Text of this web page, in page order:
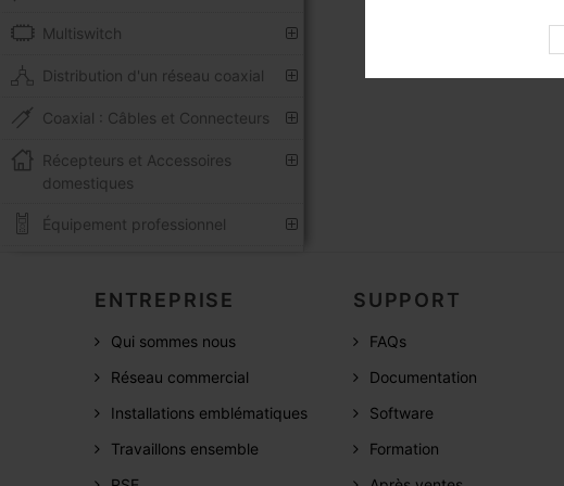
Multiswitch
Distribution d'un réseau coaxial
Coaxial : Câbles et Connecteurs
Récepteurs et Accessoires
domestiques
Équipement professionnel
ENTREPRISE
Qui sommes nous
Réseau commercial
Installations emblématiques
Travaillons ensemble
SUPPORT
FAQs
Documentation
Software
Formation